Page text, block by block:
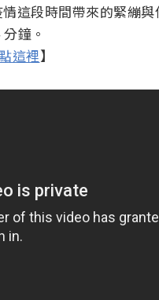
這段時間帶來的緊繃
鐘。
這裡】